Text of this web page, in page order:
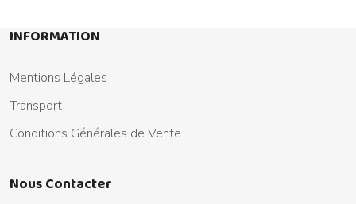
INFORMATION
Mentions Légales
Transport
Conditions Générales de Vente
Nous Contacter